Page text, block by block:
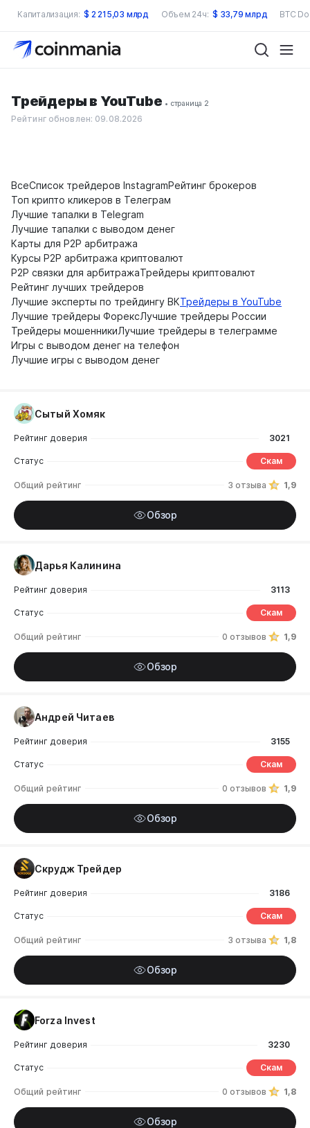
Капитализация: $ 2 215,03 млрд Объем 24ч: $ 33,79 млрд BTC
Трейдеры в YouTube • страница 2
Рейтинг обновлен: 09.08.2026
ВсеСписок трейдеров InstagramРейтинг брокеров
Топ крипто кликеров в Телеграм
Лучшие тапалки в Telegram
Лучшие тапалки с выводом денег
Карты для P2P арбитража
Курсы P2P арбитража криптовалют
P2P связки для арбитражаТрейдеры криптовалют
Рейтинг лучших трейдеров
Лучшие эксперты по трейдингу ВКТрейдеры в YouTube
Лучшие трейдеры ФорексЛучшие трейдеры России
Трейдеры мошенникиЛучшие трейдеры в телеграмме
Игры с выводом денег на телефон
Лучшие игры с выводом денег
Рейтинг доверия 3021
Сытый Хомяк
Статус Скам
Общий рейтинг 1,9
3 отзыва
Обзор
Рейтинг доверия 3113
Дарья Калинина
Статус Скам
Общий рейтинг 1,9
0 отзывов
Обзор
Рейтинг доверия 3155
Андрей Читаев
Статус Скам
Общий рейтинг 1,9
0 отзывов
Обзор
Рейтинг доверия 3186
Скрудж Трейдер
Статус Скам
Общий рейтинг 1,8
3 отзыва
Обзор
Рейтинг доверия 3230
Forza Invest
Статус Скам
Общий рейтинг 1,8
0 отзывов
Обзор